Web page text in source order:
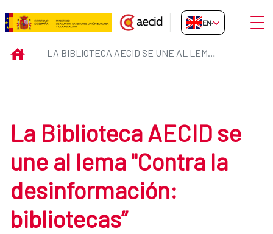
Skip to Main Content
La Biblioteca AECID se une al
EN-GB
INICIO LA BIBLIOTECA AECID SE UNE AL LEMA "CONTRA LA DESINFORMACIÓN: BIBLIOTECAS”
La Biblioteca AECID se
une al lema "Contra la
desinformación:
bibliotecas”